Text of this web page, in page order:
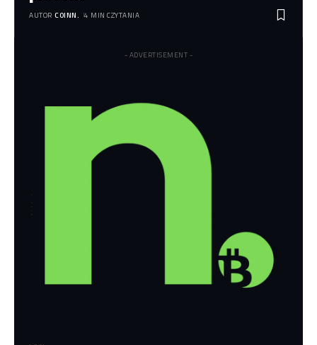
AUTOR COINN. 4 MIN CZYTANIA
- ADVERTISEMENT -